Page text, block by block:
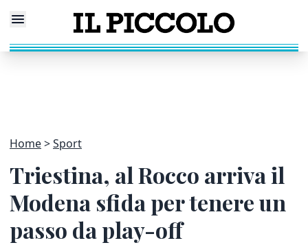
Home Sport
Triestina, al Rocco arriva il
Modena sfida per tenere un
passo da play-off